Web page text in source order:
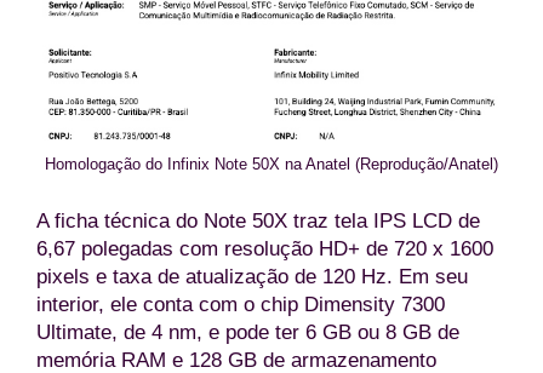
Homologação do Infinix Note 50X na Anatel (Reprodução/Anatel)
A ficha técnica do Note 50X traz tela IPS LCD de
6,67 polegadas com resolução HD+ de 720 x 1600
pixels e taxa de atualização de 120 Hz. Em seu
interior, ele conta com o chip Dimensity 7300
Ultimate, de 4 nm, e pode ter 6 GB ou 8 GB de
memória RAM e 128 GB de armazenamento